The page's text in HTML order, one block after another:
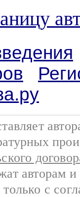
авторам
с